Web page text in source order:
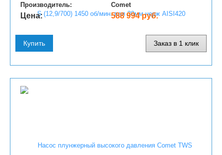
Производитель:
Comet
Цена: 588 994 руб.
Купить Заказ в 1 клик